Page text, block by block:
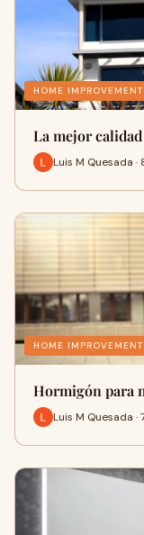
HOME IMPROVEMENT
La mejor
Luis M Quesada ·
HOME IMPROVEMENT
Hormigón para
Luis M Quesada ·